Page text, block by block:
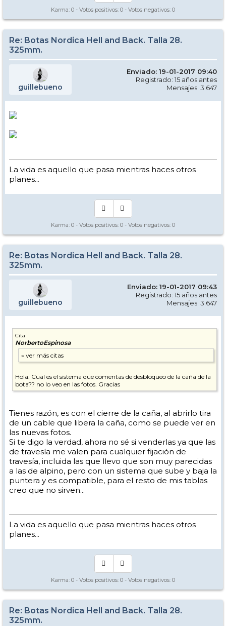
Karma: 0 - Votos positivos: 0 - Votos negativos: 0
Re: Botas Nordica Hell and Back. Talla 28.
325mm.
guillebueno
Enviado: 19-01-2017 09:40
Registrado: 15 años antes
Mensajes: 3.647
La vida es aquello que pasa mientras haces otros
planes...
Karma: 0 - Votos positivos: 0 - Votos negativos: 0
Re: Botas Nordica Hell and Back. Talla 28.
325mm.
guillebueno
Enviado: 19-01-2017 09:43
Registrado: 15 años antes
Mensajes: 3.647
Cita
NorbertoEspinosa
Hola. Cual es el sistema que comentas de desbloqueo de la caña de la
bota?? no lo veo en las fotos. Gracias
Tienes razón, es con el cierre de la caña, al abrirlo tira
de un cable que libera la caña, como se puede ver en
las nuevas fotos.
Si te digo la verdad, ahora no sé si venderlas ya que las
de travesía me valen para cualquier fijación de
travesía, incluida las que llevo que son muy parecidas
a las de alpino, pero con un sistema que sube y baja la
puntera y es compatible, para el resto de mis tablas
creo que no sirven...
La vida es aquello que pasa mientras haces otros
planes...
Karma: 0 - Votos positivos: 0 - Votos negativos: 0
Re: Botas Nordica Hell and Back. Talla 28.
325mm.